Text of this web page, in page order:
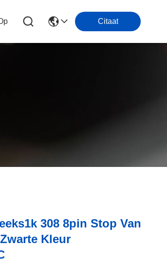
Citaat
308 8pin Stop Van
Kleur